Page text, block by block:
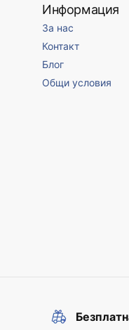
Информация
За нас
Контакт
Блог
Общи условия